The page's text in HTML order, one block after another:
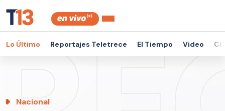
Lo Último Reportajes Teletrece El Tiempo Video
Nacional